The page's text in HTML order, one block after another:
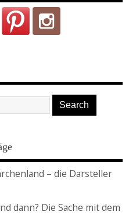
– die Darsteller
dann? Die Sache mit dem